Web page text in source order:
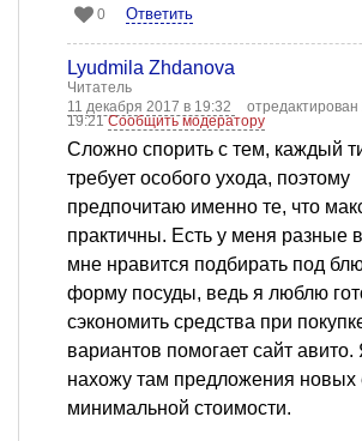
0 Ответить
Lyudmila Zhdanova
Читатель
11 декабря 2017 в 19:32
19:21Сообщить модератору
Сложно спорить с тем, каждый
требует особого ухода, поэтому
предпочитаю именно те, что
практичны. Есть у меня разные
мне нравится подбирать под
форму посуды, ведь я люблю
сэкономить средства при
вариантов помогает сайт авито.
нахожу там предложения новых
минимальной стоимости.